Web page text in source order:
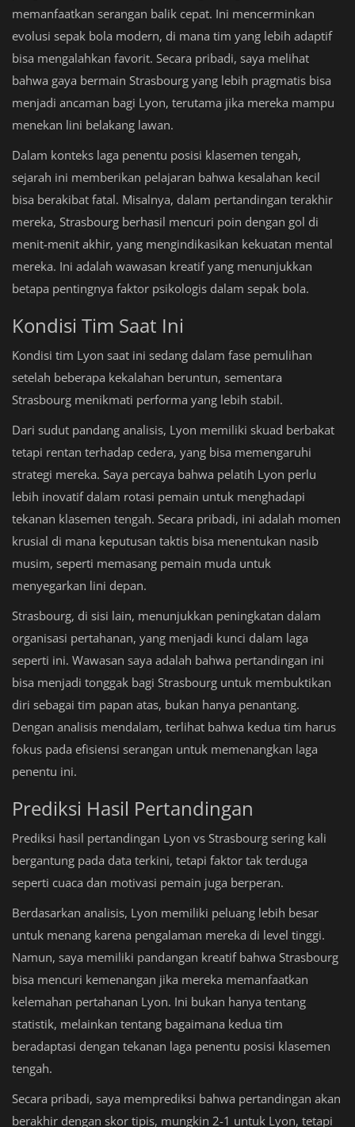
memanfaatkan serangan balik cepat. Ini mencerminkan
evolusi sepak bola modern, di mana tim yang lebih adaptif
bisa mengalahkan favorit. Secara pribadi, saya melihat
bahwa gaya bermain Strasbourg yang lebih pragmatis bisa
menjadi ancaman bagi Lyon, terutama jika mereka mampu
menekan lini belakang lawan.
Dalam konteks laga penentu posisi klasemen tengah,
sejarah ini memberikan pelajaran bahwa kesalahan kecil
bisa berakibat fatal. Misalnya, dalam pertandingan terakhir
mereka, Strasbourg berhasil mencuri poin dengan gol di
menit-menit akhir, yang mengindikasikan kekuatan mental
mereka. Ini adalah wawasan kreatif yang menunjukkan
betapa pentingnya faktor psikologis dalam sepak bola.
Kondisi Tim Saat Ini
Kondisi tim Lyon saat ini sedang dalam fase pemulihan
setelah beberapa kekalahan beruntun, sementara
Strasbourg menikmati performa yang lebih stabil.
Dari sudut pandang analisis, Lyon memiliki skuad berbakat
tetapi rentan terhadap cedera, yang bisa memengaruhi
strategi mereka. Saya percaya bahwa pelatih Lyon perlu
lebih inovatif dalam rotasi pemain untuk menghadapi
tekanan klasemen tengah. Secara pribadi, ini adalah momen
krusial di mana keputusan taktis bisa menentukan nasib
musim, seperti memasang pemain muda untuk
menyegarkan lini depan.
Strasbourg, di sisi lain, menunjukkan peningkatan dalam
organisasi pertahanan, yang menjadi kunci dalam laga
seperti ini. Wawasan saya adalah bahwa pertandingan ini
bisa menjadi tonggak bagi Strasbourg untuk membuktikan
diri sebagai tim papan atas, bukan hanya penantang.
Dengan analisis mendalam, terlihat bahwa kedua tim harus
fokus pada efisiensi serangan untuk memenangkan laga
penentu ini.
Prediksi Hasil Pertandingan
Prediksi hasil pertandingan Lyon vs Strasbourg sering kali
bergantung pada data terkini, tetapi faktor tak terduga
seperti cuaca dan motivasi pemain juga berperan.
Berdasarkan analisis, Lyon memiliki peluang lebih besar
untuk menang karena pengalaman mereka di level tinggi.
Namun, saya memiliki pandangan kreatif bahwa Strasbourg
bisa mencuri kemenangan jika mereka memanfaatkan
kelemahan pertahanan Lyon. Ini bukan hanya tentang
statistik, melainkan tentang bagaimana kedua tim
beradaptasi dengan tekanan laga penentu posisi klasemen
tengah.
Secara pribadi, saya memprediksi bahwa pertandingan akan
berakhir dengan skor tipis, mungkin 2-1 untuk Lyon, tetapi